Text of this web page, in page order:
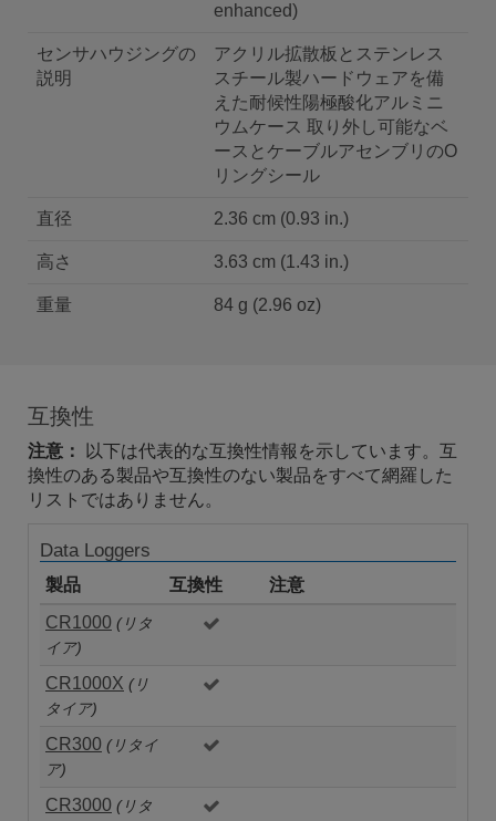
enhanced)
センサハウジングの
説明
アクリル拡散板とステンレス
スチール製ハードウェアを備
えた耐候性陽極酸化アルミニ
ウムケース 取り外し可能なベ
ースとケーブルアセンブリのO
リングシール
直径 2.36 cm (0.93 in.)
高さ 3.63 cm (1.43 in.)
重量 84 g (2.96 oz)
互換性
注意：
以下は代表的な互換性情報を示しています。互
換性のある製品や互換性のない製品をすべて網羅した
リストではありません。
Data Loggers
製品 互換性
注意
CR1000 (リタ
イア)
CR1000X (リ
タイア)
CR300 (リタイ
ア)
CR3000 (リタ